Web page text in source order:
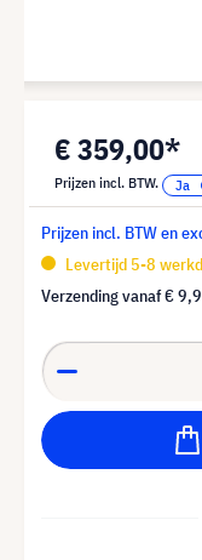
€ 359,00*
Prijzen incl. BTW.
Prijzen incl. BTW en
Levertijd 5-8
Verzending vanaf€